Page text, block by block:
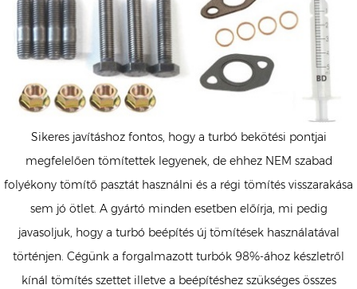
Sikeres javításhoz fontos, hogy a turbó bekötési pontjai
megfelelően tömítettek legyenek, de ehhez NEM szabad
folyékony tömítő pasztát használni és a régi tömítés visszarakása
sem jó ötlet. A gyártó minden esetben előírja, mi pedig
javasoljuk, hogy a turbó beépítés új tömítések használatával
történjen. Cégünk a forgalmazott turbók 98%-ához készletről
kínál tömítés szettet illetve a beépítéshez szükséges összes